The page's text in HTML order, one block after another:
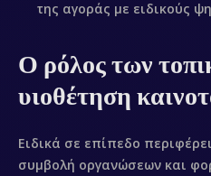
της αγοράς με ειδικούς
Ο ρόλος των
υιοθέτηση
Ειδικά σε επίπεδο
συμβολή οργανώσεων και